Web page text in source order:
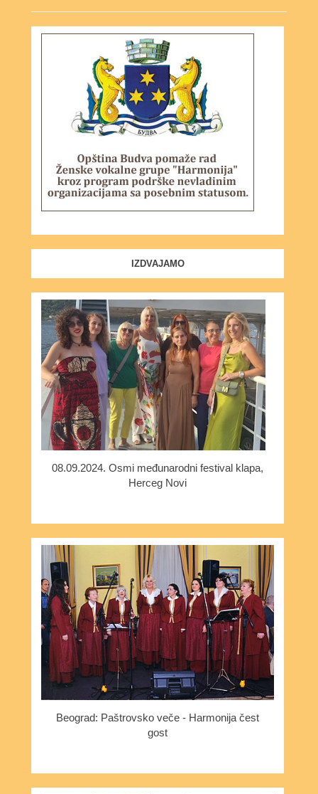
IZDVAJAMO
08.09.2024. Osmi međunarodni festival klapa,
Herceg Novi
Beograd: Paštrovsko veče - Harmonija čest
gost